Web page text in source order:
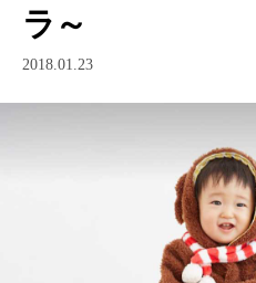
ラ～
2018.01.23